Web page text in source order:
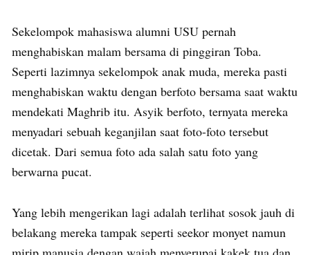
Sekelompok mahasiswa alumni USU pernah
menghabiskan malam bersama di pinggiran Toba.
Seperti lazimnya sekelompok anak muda, mereka pasti
menghabiskan waktu dengan berfoto bersama saat waktu
mendekati Maghrib itu. Asyik berfoto, ternyata mereka
menyadari sebuah keganjilan saat foto-foto tersebut
dicetak. Dari semua foto ada salah satu foto yang
berwarna pucat.
Yang lebih mengerikan lagi adalah terlihat sosok jauh di
belakang mereka tampak seperti seekor monyet namun